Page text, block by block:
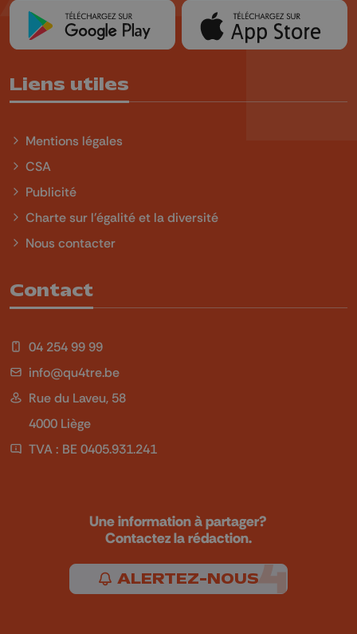
Liens utiles
Mentions légales
CSA
Publicité
Charte sur l'égalité et la diversité
Nous contacter
Contact
04 254 99 99
info@qu4tre.be
Rue du Laveu, 58
4000 Liège
TVA : BE 0405.931.241
Une information à partager?
Contactez la rédaction.
ALERTEZ-NOUS